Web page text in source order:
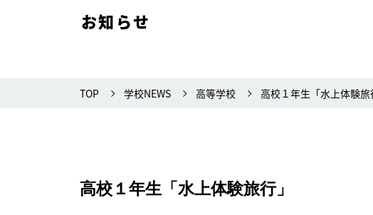
お知らせ
TOP 学校NEWS 高等学校 高校１年生「水上体験旅
高校１年生「水上体験旅行」